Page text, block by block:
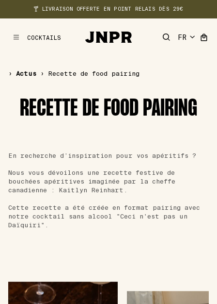
🍸 LIVRAISON OFFERTE EN POINT RELAIS DÈS 29€
COCKTAILS
› Actus › Recette de food pairing
RECETTE DE FOOD PAIRING
En recherche d’inspiration pour vos apéritifs ?
Nous vous dévoilons une recette festive de
bouchées apéritives imaginée par la cheffe
canadienne : Kaitlyn Reinhart.
Cette recette a été créée en format pairing avec
notre cocktail sans alcool "Ceci n'est pas un
Daïquiri".